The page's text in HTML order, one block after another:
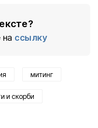
ссылку
митинг
и скорби